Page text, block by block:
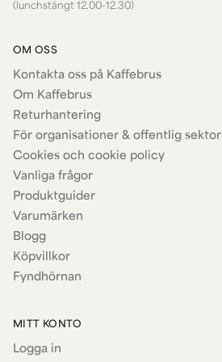
(lunchstängt 12.00-12.30)
OM OSS
Kontakta oss på Kaffebrus
Om Kaffebrus
Returhantering
För organisationer & offentlig sektor
Cookies och cookie policy
Vanliga frågor
Produktguider
Varumärken
Blogg
Köpvillkor
Fyndhörnan
MITT KONTO
Logga in